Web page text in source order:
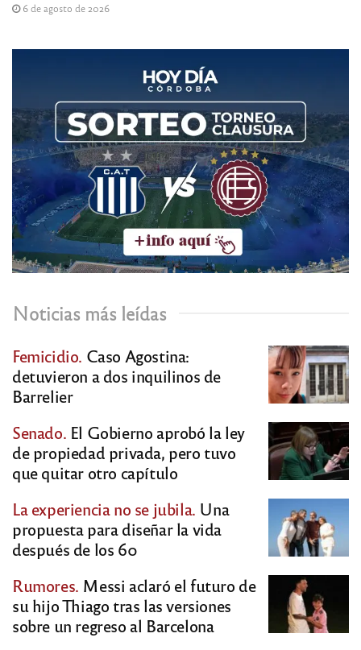
6 de agosto de 2026
Noticias más leídas
Femicidio. Caso Agostina:
detuvieron a dos inquilinos de
Barrelier
Senado. El Gobierno aprobó la ley
de propiedad privada, pero tuvo
que quitar otro capítulo
La experiencia no se jubila. Una
propuesta para diseñar la vida
después de los 60
Rumores. Messi aclaró el futuro de
su hijo Thiago tras las versiones
sobre un regreso al Barcelona